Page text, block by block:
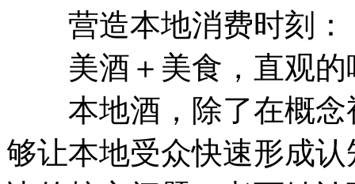
营造本地消费时刻：
美酒＋美食，直观的
本地酒，除了在概念
够让本地受众快速形成